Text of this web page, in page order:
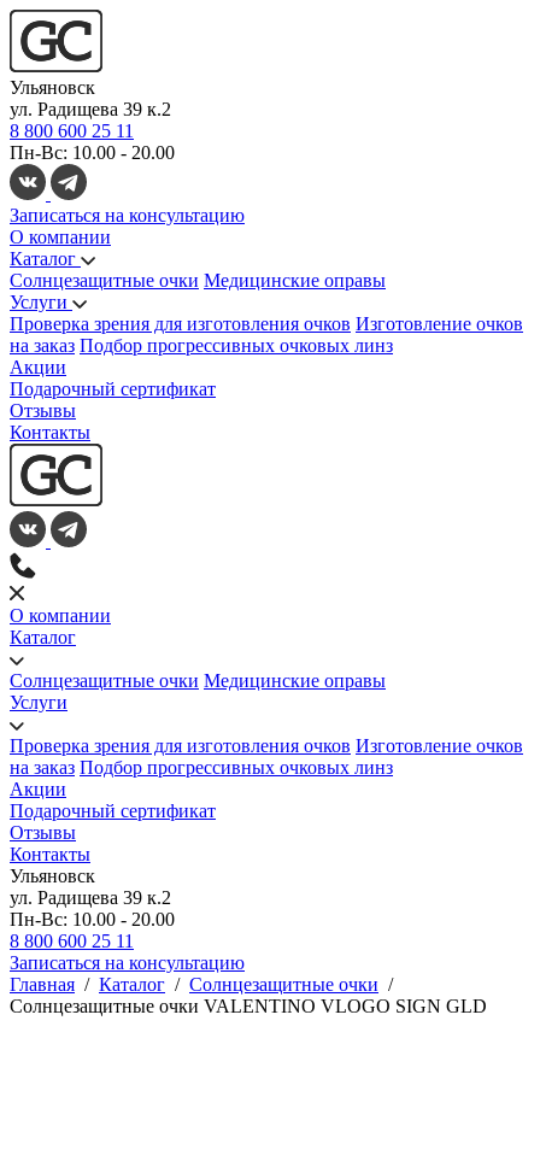
Ульяновск
ул. Радищева 39 к.2
8 800 600 25 11
Пн-Вс: 10.00 - 20.00
Записаться на консультацию
О компании
Каталог
Солнцезащитные очки Медицинские оправы
Услуги
Проверка зрения для изготовления очков Изготовление очков
на заказ Подбор прогрессивных очковых линз
Акции
Подарочный сертификат
Отзывы
Контакты
О компании
Каталог
Солнцезащитные очки Медицинские оправы
Услуги
Проверка зрения для изготовления очков Изготовление очков
на заказ Подбор прогрессивных очковых линз
Акции
Подарочный сертификат
Отзывы
Контакты
Ульяновск
ул. Радищева 39 к.2
Пн-Вс: 10.00 - 20.00
8 800 600 25 11
Записаться на консультацию
Главная / Каталог / Солнцезащитные очки /
Солнцезащитные очки VALENTINO VLOGO SIGN GLD